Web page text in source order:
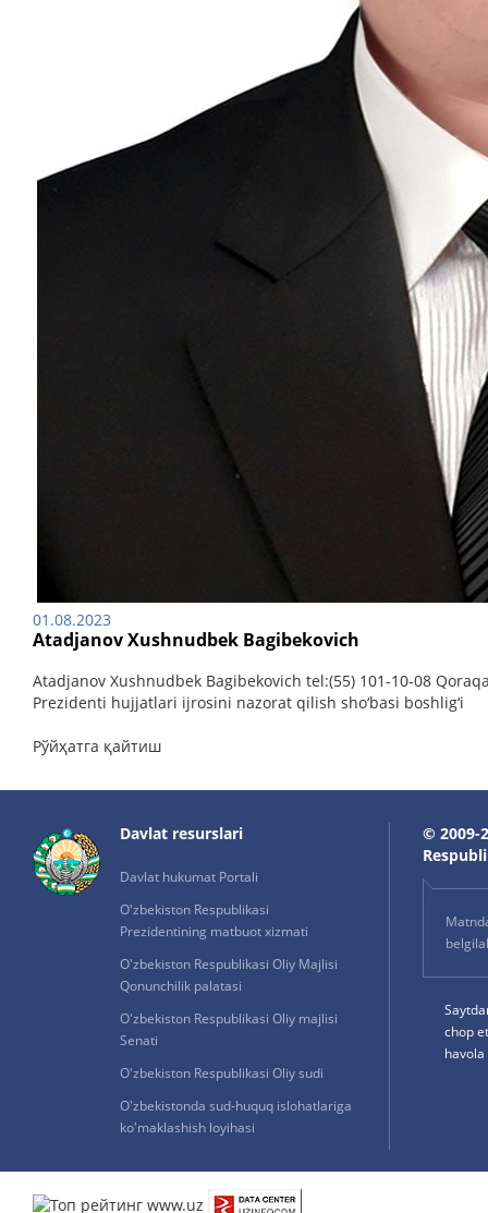
01.08.2023
Atadjanov Xushnudbek Bagibekovich
Atadjanov Xushnudbek Bagibekovich tel:(55) 101-10-08
Prezidenti hujjatlari ijrosini nazorat qilish sho‘basi boshlig‘i
Рўйҳатга қайтиш
Davlat resurslari
Davlat hukumat Portali
O'zbekiston Respublikasi
Prezidentining matbuot xizmati
O'zbekiston Respublikasi Oliy Majlisi
Qonunchilik palatasi
O'zbekiston Respublikasi Oliy majlisi
Senati
O'zbekiston Respublikasi Oliy sudi
O'zbekistonda sud-huquq islohatlariga
ko'maklashish loyihasi
© 2009-
chop